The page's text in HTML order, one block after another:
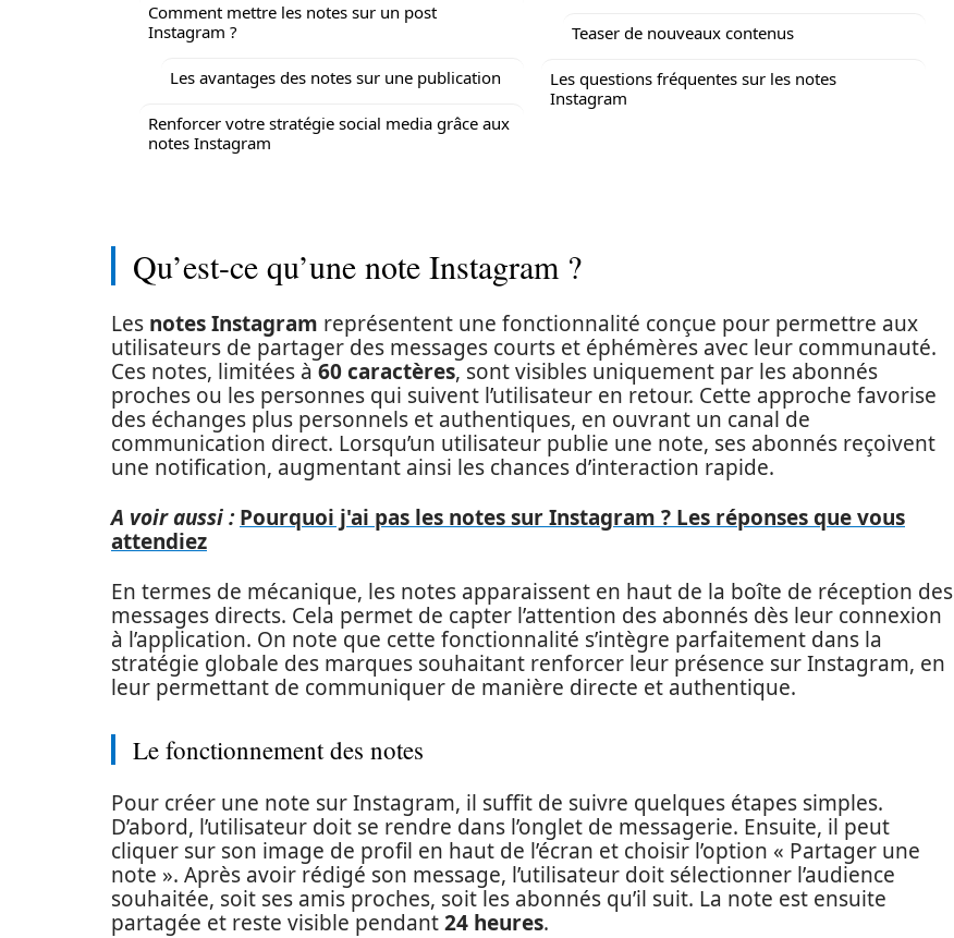
Comment mettre les notes sur un post
Instagram ?
Les avantages des notes sur une publication
Renforcer votre stratégie social media grâce aux
notes Instagram
Teaser de nouveaux contenus
Les questions fréquentes sur les notes
Instagram
Qu’est-ce qu’une note Instagram ?
Les notes Instagram représentent une fonctionnalité conçue pour permettre aux
utilisateurs de partager des messages courts et éphémères avec leur communauté.
Ces notes, limitées à 60 caractères, sont visibles uniquement par les abonnés
proches ou les personnes qui suivent l’utilisateur en retour. Cette approche favorise
des échanges plus personnels et authentiques, en ouvrant un canal de
communication direct. Lorsqu’un utilisateur publie une note, ses abonnés reçoivent
une notification, augmentant ainsi les chances d’interaction rapide.
A voir aussi : Pourquoi j'ai pas les notes sur Instagram ? Les réponses que vous
attendiez
En termes de mécanique, les notes apparaissent en haut de la boîte de réception des
messages directs. Cela permet de capter l’attention des abonnés dès leur connexion
à l’application. On note que cette fonctionnalité s’intègre parfaitement dans la
stratégie globale des marques souhaitant renforcer leur présence sur Instagram, en
leur permettant de communiquer de manière directe et authentique.
Le fonctionnement des notes
Pour créer une note sur Instagram, il suffit de suivre quelques étapes simples.
D’abord, l’utilisateur doit se rendre dans l’onglet de messagerie. Ensuite, il peut
cliquer sur son image de profil en haut de l’écran et choisir l’option « Partager une
note ». Après avoir rédigé son message, l’utilisateur doit sélectionner l’audience
souhaitée, soit ses amis proches, soit les abonnés qu’il suit. La note est ensuite
partagée et reste visible pendant24 heures.